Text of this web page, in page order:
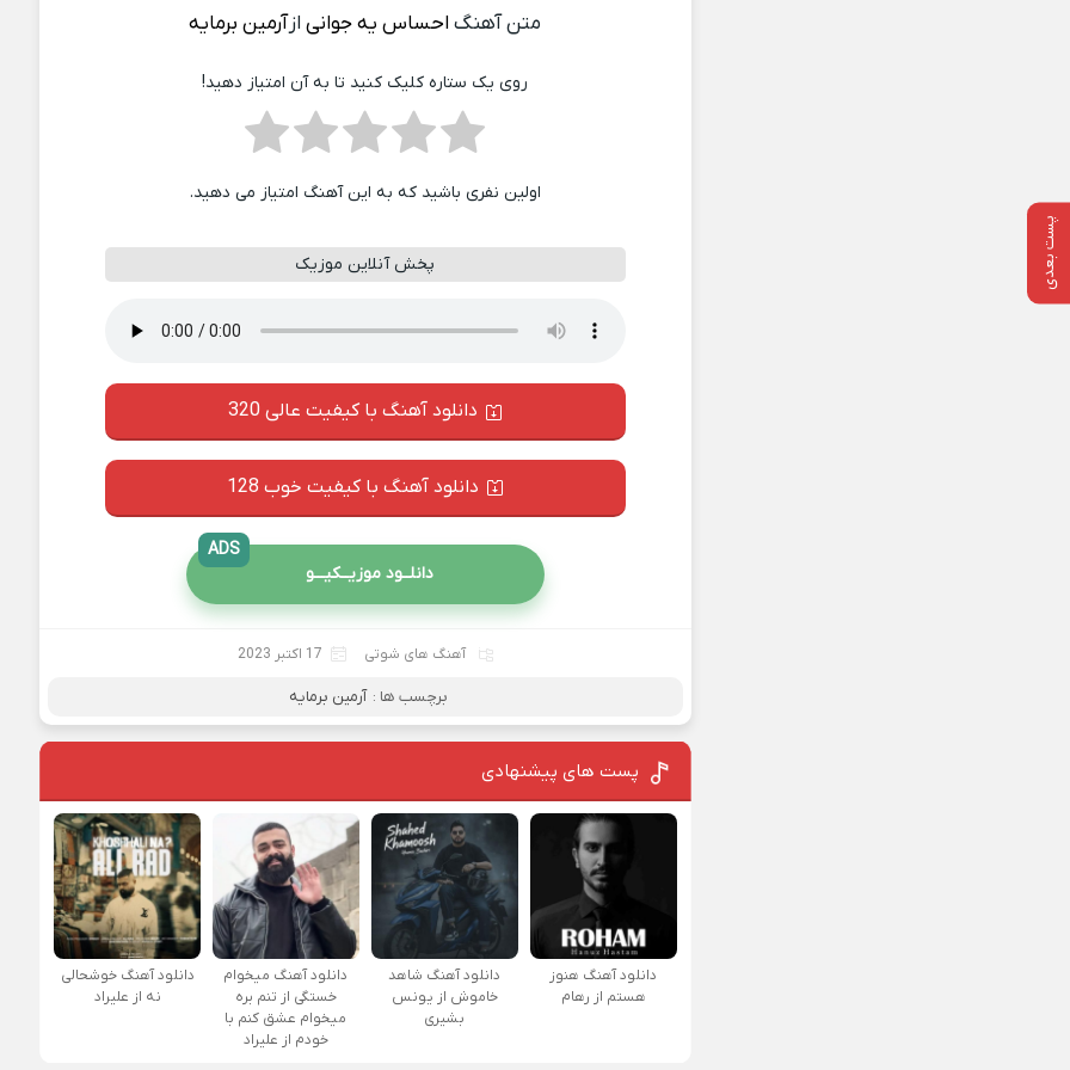
پست بعدی
متن آهنگ احساس یه جوانیازآرمین برمایه
روی یک ستاره کلیک کنید تا به آن امتیاز دهید!
اولین نفری باشید که به این آهنگ امتیاز می دهید.
پخش آنلاین موزیک
دانلود آهنگ با کیفیت عالی 320
دانلود آهنگ با کیفیت خوب 128
دانلــود موزیــکیـــو
ADS
آهنگ های شوتی 17 اکتبر 2023
برچسب ها : آرمین برمایه
پست های پیشنهادی
دانلود آهنگ هنوز
هستم از رهام
دانلود آهنگ شاهد
خاموش از یونس
بشیری
دانلود آهنگ میخوام
خستگی از تنم بره
میخوام عشق کنم با
خودم از علیراد
دانلود آهنگ خوشحالی
نه از علیراد